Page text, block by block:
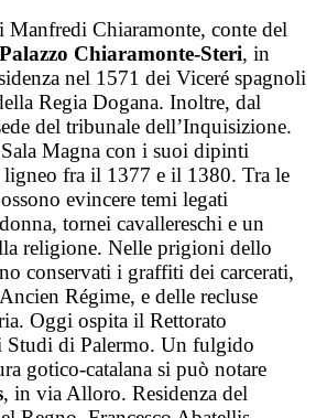
Manfredi Chiaramonte, conte del
Palazzo Chiaramonte-Steri, in
nel 1571 dei Viceré spagnoli
Regia Dogana. Inoltre, dal
del tribunale dell’Inquisizione.
Magna con i suoi dipinti
fra il 1377 e il 1380. Tra le
evincere temi legati
tornei cavallereschi e un
religione. Nelle prigioni dello
conservati i graffiti dei carcerati,
Régime, e delle recluse
Oggi ospita il Rettorato
Studi di Palermo. Un fulgido
gotico-catalana si può notare
, in via Alloro. Residenza del